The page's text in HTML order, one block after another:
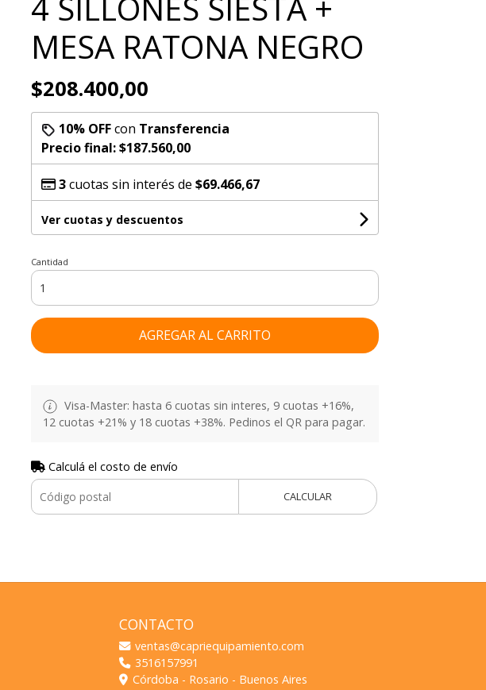
MESA RATONA NEGRO
$208.400,00
10% OFFcon Transferencia
Precio final:$187.560,00
3cuotas sin interés de $69.466,67
Ver cuotas y descuentos
Cantidad
AGREGAR AL CARRITO
Visa-Master: hasta 6 cuotas sin interes, 9 cuotas +16%,
12 cuotas +21% y 18 cuotas +38%. Pedinos el QR para pagar.
Calculá el costo de envío
CALCULAR
CONTACTO
ventas@capriequipamiento.com
3516157991
Córdoba - Rosario - Buenos Aires